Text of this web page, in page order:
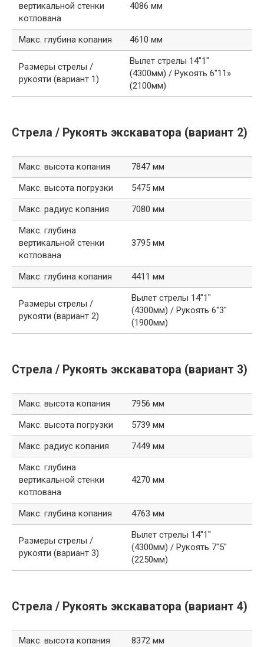
вертикальной стенки
котлована
4086 мм
Макс. глубина копания 4610 мм
Размеры стрелы /
рукояти (вариант 1)
Вылет стрелы 14″1″
(4300мм) / Рукоять 6″11»
(2100мм)
Стрела / Рукоять экскаватора (вариант 2)
Макс. высота копания
7847 мм
Макс. высота погрузки
5475 мм
Макс. радиус копания
7080 мм
Макс. глубина
вертикальной стенки
котлована
3795 мм
Макс. глубина копания 4411 мм
Размеры стрелы /
рукояти (вариант 2)
Вылет стрелы 14″1″
(4300мм) / Рукоять 6″3″
(1900мм)
Стрела / Рукоять экскаватора (вариант 3)
Макс. высота копания
7956 мм
Макс. высота погрузки
5739 мм
Макс. радиус копания
7449 мм
Макс. глубина
вертикальной стенки
котлована
4270 мм
Макс. глубина копания 4763 мм
Размеры стрелы /
рукояти (вариант 3)
Вылет стрелы 14″1″
(4300мм) / Рукоять 7″5″
(2250мм)
Стрела / Рукоять экскаватора (вариант 4)
Макс. высота копания 8372 мм